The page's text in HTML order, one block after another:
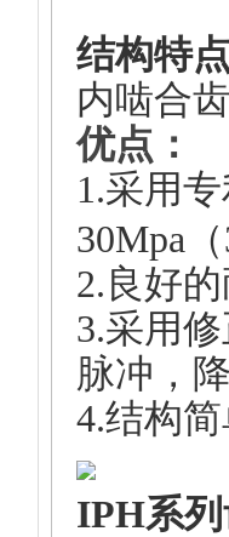
结构特
内啮合
优点：
1.采用
30Mpa
2.良好
3.采用
脉冲，
4.结构
IPH系